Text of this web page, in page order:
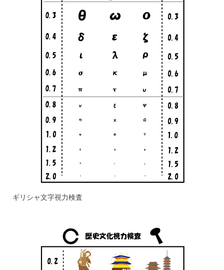
ギリシャ文字視力検査